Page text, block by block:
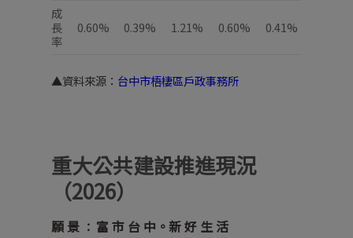
成
長
率
0.60% 0.39% 1.21% 0.60% 0.41%
▲資料來源： 台中市梧棲區戶政事務所
重大公共建設推進現況
（2026）
願 景 ： 富 市 台 中。新 好 生 活